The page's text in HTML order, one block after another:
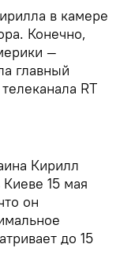
в камере
Конечно,
—
главный
RT
Кирилл
15 мая
он
до 15